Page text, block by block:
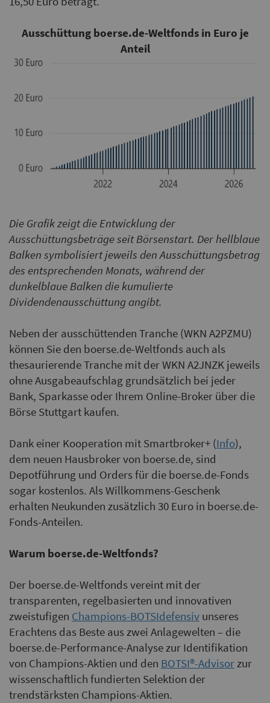
Ausschüttung boerse.de-Weltfonds in Euro je
Anteil
Die Grafik zeigt die Entwicklung der
Ausschüttungsbeträge seit Börsenstart. Der hellblaue
Balken symbolisiert jeweils den Ausschüttungsbetrag
des entsprechenden Monats, während der
dunkelblaue Balken die kumulierte
Dividendenausschüttung angibt.
Neben der ausschüttenden Tranche (WKN A2PZMU)
können Sie den boerse.de-Weltfonds auch als
thesaurierende Tranche mit der WKN A2JNZK jeweils
ohne Ausgabeaufschlag grundsätzlich bei jeder
Bank, Sparkasse oder Ihrem Online-Broker über die
Börse Stuttgart kaufen.
Dank einer Kooperation mit Smartbroker+ (Info),
dem neuen Hausbroker von boerse.de, sind
Depotführung und Orders für die boerse.de-Fonds
sogar kostenlos. Als Willkommens-Geschenk
erhalten Neukunden zusätzlich 30 Euro in boerse.de-
Fonds-Anteilen.
Warum boerse.de-Weltfonds?
Der boerse.de-Weltfonds vereint mit der
transparenten, regelbasierten und innovativen
zweistufigen Champions-BOTSIdefensiv unseres
Erachtens das Beste aus zwei Anlagewelten – die
boerse.de-Performance-Analyse zur Identifikation
von Champions-Aktien und den BOTSI®-Advisorzur
wissenschaftlich fundierten Selektion der
trendstärksten Champions-Aktien.